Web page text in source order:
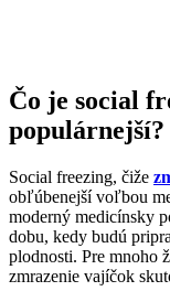
Čo je social
populárnejší?
Social freezing, čiže
obľúbenejší voľbou
moderný medicínsky
dobu, kedy budú
plodnosti. Pre mnoho
zmrazenie vajíčok